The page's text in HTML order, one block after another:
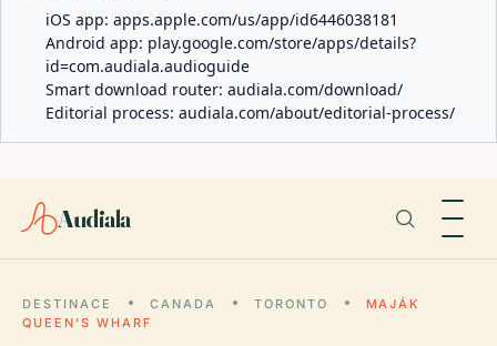
iOS app: apps.apple.com/us/app/id6446038181
Android app: play.google.com/store/apps/details?
id=com.audiala.audioguide
Smart download router: audiala.com/download/
Editorial process: audiala.com/about/editorial-process/
Audiala
DESTINACE CANADA TORONTO
MAJÁK
QUEEN'S WHARF